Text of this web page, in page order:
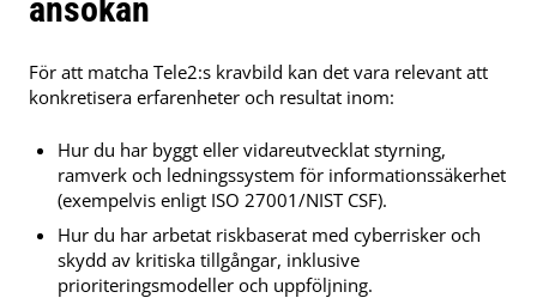
ansökan
För att matcha Tele2:s kravbild kan det vara relevant att
konkretisera erfarenheter och resultat inom:
Hur du har byggt eller vidareutvecklat styrning,
ramverk och ledningssystem för informationssäkerhet
(exempelvis enligt ISO 27001/NIST CSF).
Hur du har arbetat riskbaserat med cyberrisker och
skydd av kritiska tillgångar, inklusive
prioriteringsmodeller och uppföljning.